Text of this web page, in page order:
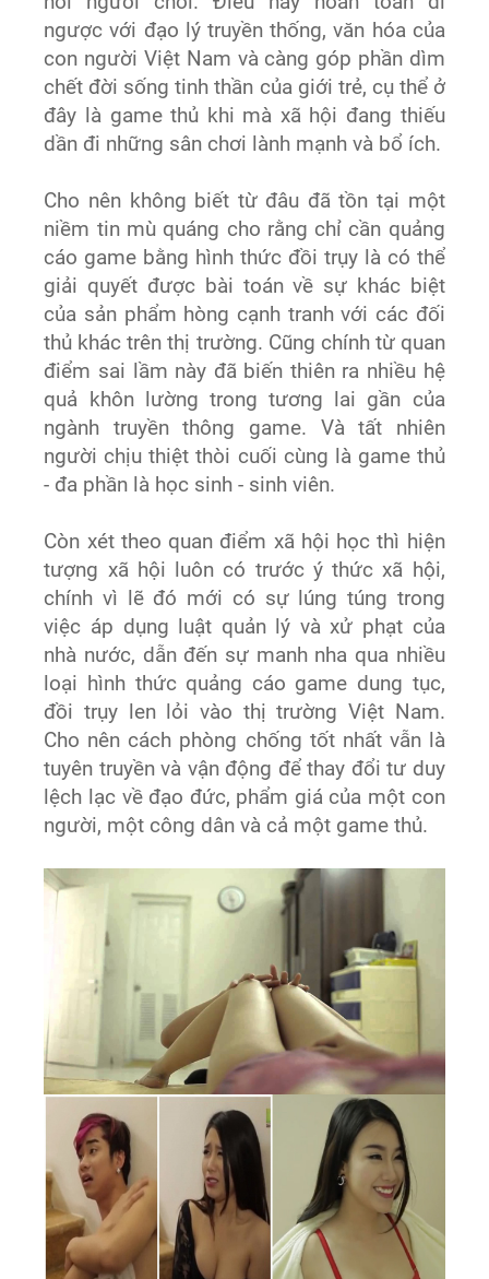
ngược với đạo lý truyền thống, văn hóa của
con người Việt Nam và càng góp phần dìm
chết đời sống tinh thần của giới trẻ, cụ thể ở
đây là game thủ khi mà xã hội đang thiếu
dần đi những sân chơi lành mạnh và bổ ích.
Cho nên không biết từ đâu đã tồn tại một
niềm tin mù quáng cho rằng chỉ cần quảng
cáo game bằng hình thức đồi trụy là có thể
giải quyết được bài toán về sự khác biệt
của sản phẩm hòng cạnh tranh với các đối
thủ khác trên thị trường. Cũng chính từ quan
điểm sai lầm này đã biến thiên ra nhiều hệ
quả khôn lường trong tương lai gần của
ngành truyền thông game. Và tất nhiên
người chịu thiệt thòi cuối cùng là game thủ
- đa phần là học sinh - sinh viên.
Còn xét theo quan điểm xã hội học thì hiện
tượng xã hội luôn có trước ý thức xã hội,
chính vì lẽ đó mới có sự lúng túng trong
việc áp dụng luật quản lý và xử phạt của
nhà nước, dẫn đến sự manh nha qua nhiều
loại hình thức quảng cáo game dung tục,
đồi trụy len lỏi vào thị trường Việt Nam.
Cho nên cách phòng chống tốt nhất vẫn là
tuyên truyền và vận động để thay đổi tư duy
lệch lạc về đạo đức, phẩm giá của một con
người, một công dân và cả một game thủ.